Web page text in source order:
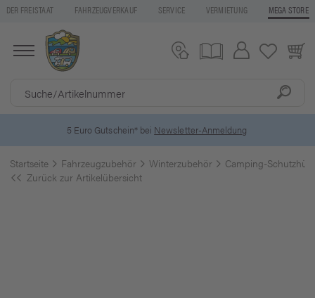
DER FREISTAAT FAHRZEUGVERKAUF SERVICE VERMIETUNG MEGA STORE
5 Euro Gutschein* bei Newsletter-Anmeldung
Startseite Fahrzeugzubehör Winterzubehör
Camping-
Zurück zur Artikelübersicht